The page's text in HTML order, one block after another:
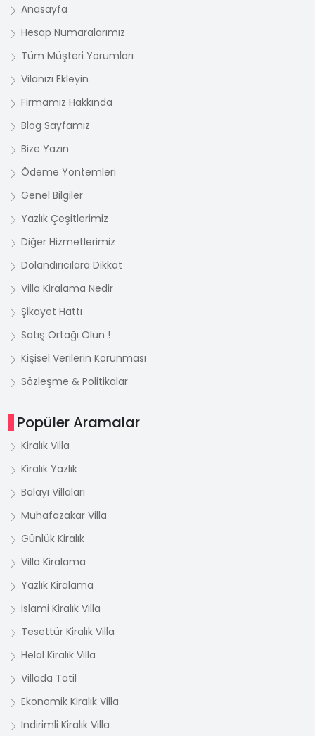
Anasayfa
Hesap Numaralarımız
Tüm Müşteri Yorumları
Vilanızı Ekleyin
Firmamız Hakkında
Blog Sayfamız
Bize Yazın
Ödeme Yöntemleri
Genel Bilgiler
Yazlık Çeşitlerimiz
Diğer Hizmetlerimiz
Dolandırıcılara Dikkat
Villa Kiralama Nedir
Şikayet Hattı
Satış Ortağı Olun !
Kişisel Verilerin Korunması
Sözleşme & Politikalar
Popüler Aramalar
Kiralık Villa
Kiralık Yazlık
Balayı Villaları
Muhafazakar Villa
Günlük Kiralık
Villa Kiralama
Yazlık Kiralama
İslami Kiralık Villa
Tesettür Kiralık Villa
Helal Kiralık Villa
Villada Tatil
Ekonomik Kiralık Villa
İndirimli Kiralık Villa